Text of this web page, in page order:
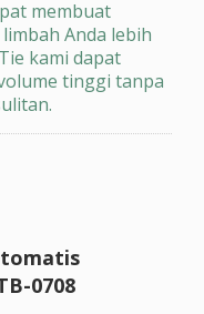
membuat
Anda lebih
kami dapat
tinggi tanpa
0708